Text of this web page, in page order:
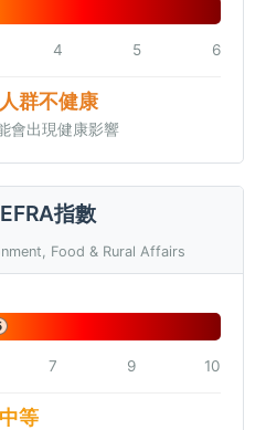
4 5 6
群不健康
會出現健康影響
指數
Food & Rural Affairs
7 9 10
中等